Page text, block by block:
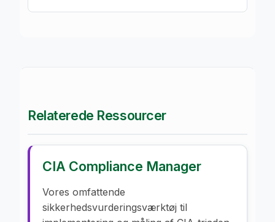
Relaterede Ressourcer
CIA Compliance Manager
Vores omfattende
sikkerhedsvurderingsværktøj til